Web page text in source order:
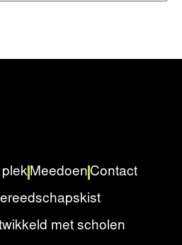
Meedoen Contact
met scholen